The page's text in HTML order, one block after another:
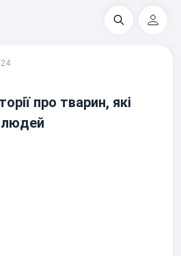
Пошук
про тварин, які